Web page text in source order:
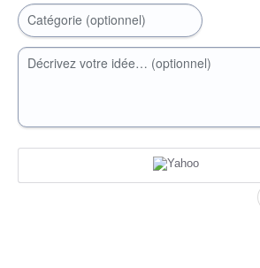
Catégorie (optionnel)
Décrivez votre idée… (optionnel)